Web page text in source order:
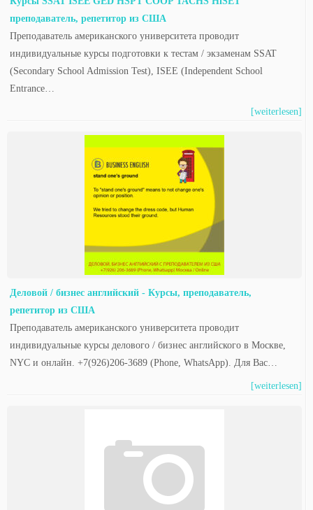
преподаватель, репетитор из США
Преподаватель американского университета проводит
индивидуальные курсы подготовки к тестам / экзаменам SSAT
(Secondary School Admission Test), ISEE (Independent School
Entrance…
[weiterlesen]
Деловой / бизнес английский - Курсы, преподаватель,
репетитор из США
Преподаватель американского университета проводит
индивидуальные курсы делового / бизнес английского в Москве,
NYC и онлайн. +7(926)206-3689 (Phone, WhatsApp). Для Вас…
[weiterlesen]